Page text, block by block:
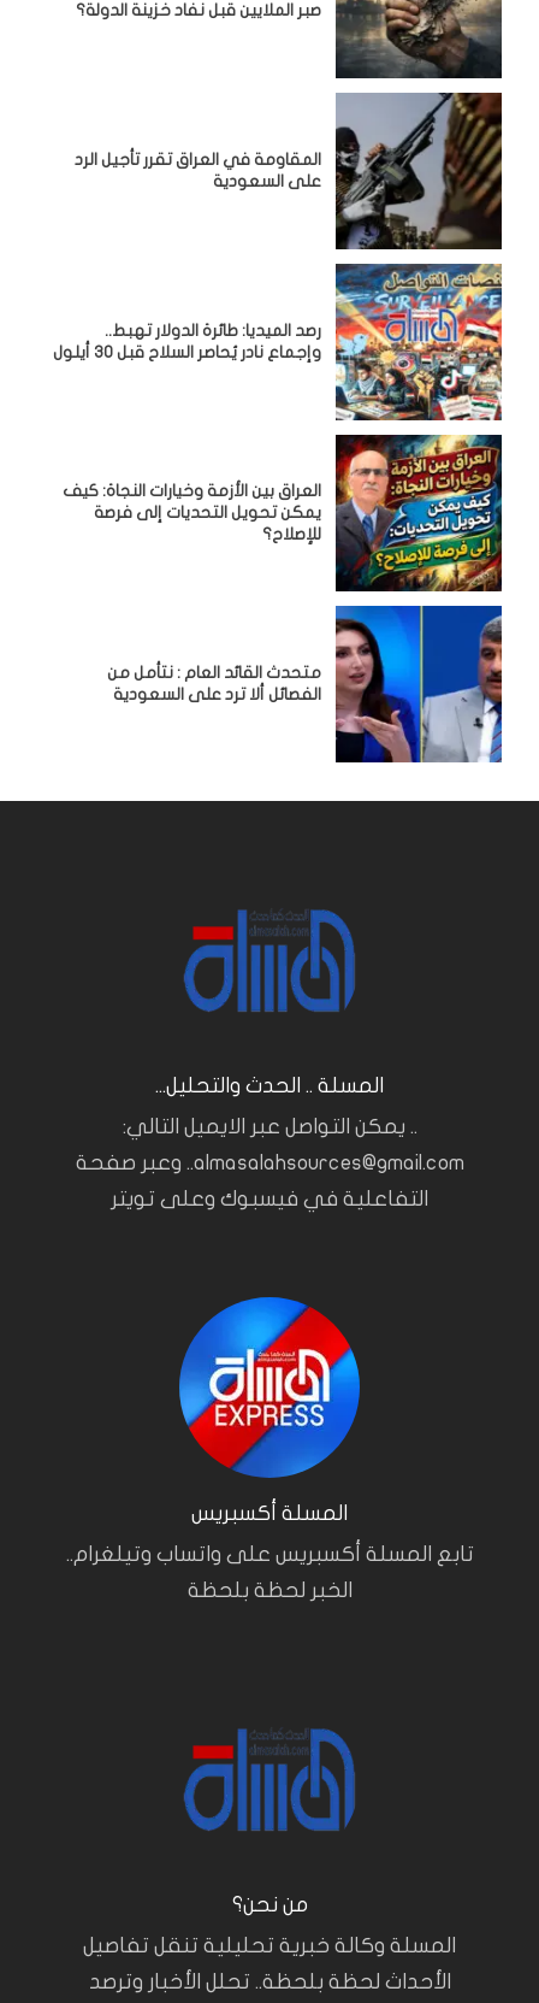
صبر الملايين قبل نفاد خزينة الدولة؟
المقاومة في العراق تقرر تأجيل الرد
على السعودية
رصد الميديا: طائرة الدولار تهبط..
وإجماع نادر يُحاصر السلاح قبل 30 أيلول
العراق بين الأزمة وخيارات النجاة: كيف
يمكن تحويل التحديات إلى فرصة
للإصلاح؟
متحدث القائد العام : نتأمل من
الفصائل ألا ترد على السعودية
المسلة .. الحدث والتحليل...
.. يمكن التواصل عبر الايميل التالي:
almasalahsources@gmail.com.. وعبر صفحة
التفاعلية في فيسبوك وعلى تويتر
المسلة أكسبريس
تابع المسلة أكسبريس على واتساب وتيلغرام..
الخبر لحظة بلحظة
من نحن؟
المسلة وكالة خبرية تحليلية تنقل تفاصيل
الأحداث لحظة بلحظة.. تحلل الأخبار وترصد